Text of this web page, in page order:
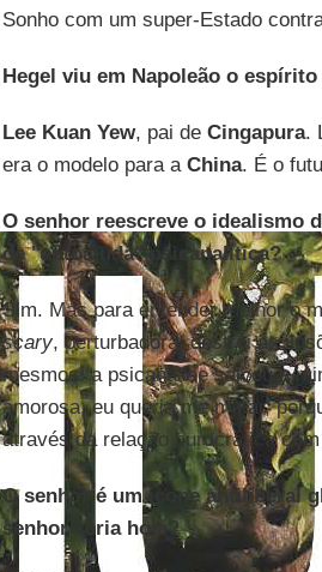
Sonho com um super-Estado
Hegel viu em Napoleão o
Lee Kuan Yew, pai de Cingapura.
era o modelo para a China. É o
O senhor reescreve o idealismo
de "autoajuda" psicanalítica?
Sim. Mas para entender melhor o
scary, perturbadora, destrói as
mesmos: a psicanálise salvou a
amorosa, eu queria me matar,
através da relação burocrática
O senhor é um ícone antiliberal
senhor seria hoje?